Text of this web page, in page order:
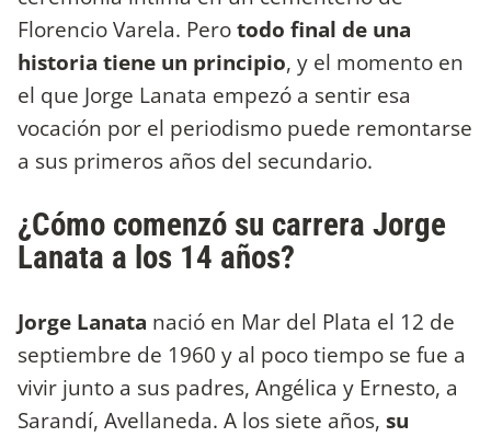
Florencio Varela. Perotodo final de una
historia tiene un principio, y el momento en
el que Jorge Lanata empezó a sentir esa
vocación por el periodismo puede remontarse
a sus primeros años del secundario.
¿Cómo comenzó su carrera Jorge
Lanata a los 14 años?
Jorge Lanata nació en Mar del Plata el 12 de
septiembre de 1960 y al poco tiempo se fue a
vivir junto a sus padres, Angélica y Ernesto, a
Sarandí, Avellaneda. A los siete años, su